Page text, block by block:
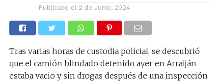
Publicado el 2 de Junio, 2024
Tras varias horas de custodia policial, se descubrió
que el camión blindado detenido ayer en Arraiján
estaba vacio y sin drogas después de una inspección